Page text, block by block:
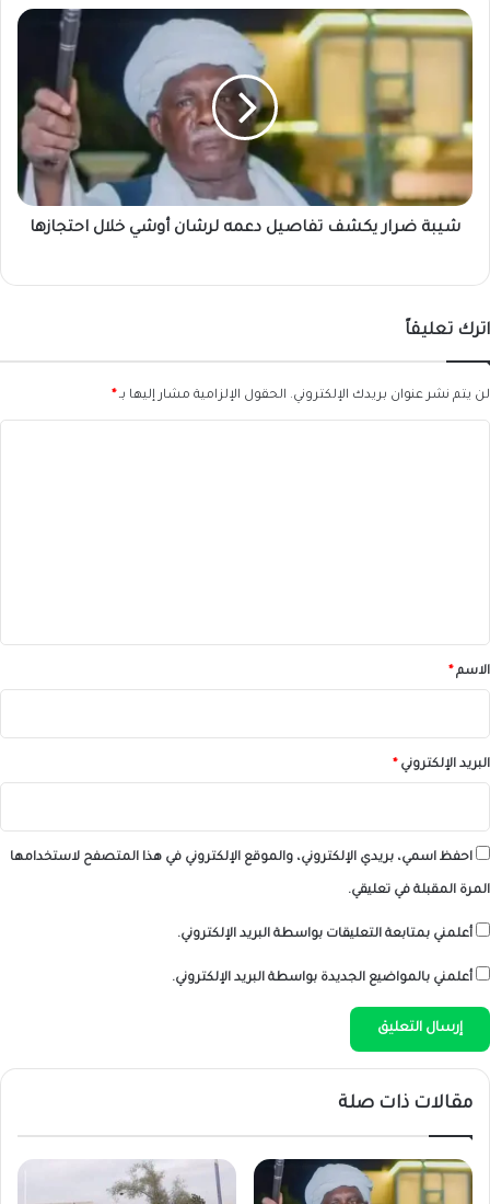
شيبة
ضرار
لرشان
أوشي
خلال
احتجازها
شيبة ضرار يكشف تفاصيل دعمه لرشان أوشي خلال احتجازها
اترك تعليقاً
لن يتم نشر عنوان بريدك الإلكتروني. الحقول الإلزامية مشار إليها بـ*
*الاسم*
البريد الإلكتروني*
احفظ اسمي، بريدي الإلكتروني، والموقع الإلكتروني في هذا المتصفح لاستخدامها
المرة المقبلة في تعليقي.
أعلمني بمتابعة التعليقات بواسطة البريد الإلكتروني.
أعلمني بالمواضيع الجديدة بواسطة البريد الإلكتروني.
مقالات ذات صلة